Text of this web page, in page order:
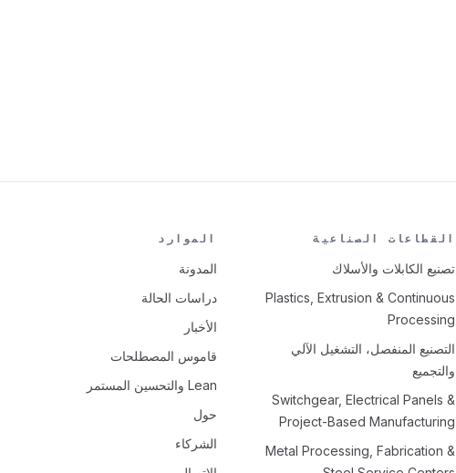
القطاعات الصناعية
تصنيع الكابلات والأسلاك
Plastics, Extrusion & Continuous
Processing
التصنيع المنفصل، التشغيل الآلي
والتجميع
Switchgear, Electrical Panels &
Project-Based Manufacturing
Metal Processing, Fabrication &
الموارد
المدونة
دراسات الحالة
الأخبار
قاموس المصطلحات
Lean والتحسين المستمر
حول
الشركاء